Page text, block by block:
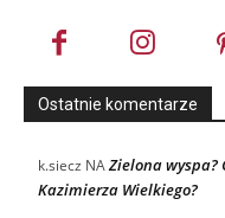
Ostatnie komentarze
k.siecz NAZielona wyspa?
Kazimierza Wielkiego?